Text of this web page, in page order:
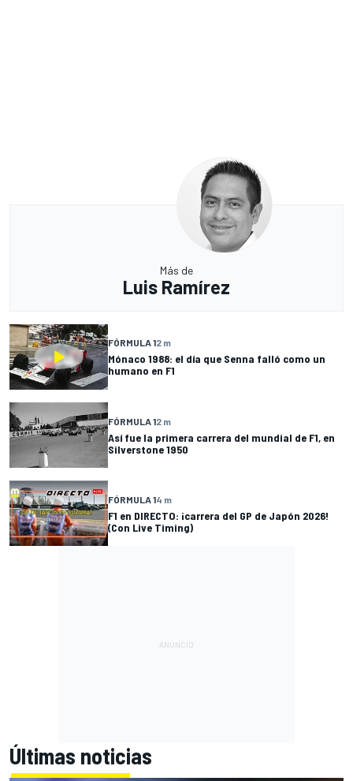
Más de
Luis Ramírez
FÓRMULA 12 m
Mónaco 1988: el día que Senna falló como un
humano en F1
FÓRMULA 12 m
Así fue la primera carrera del mundial de F1, en
Silverstone 1950
FÓRMULA 14 m
F1 en DIRECTO: ¡carrera del GP de Japón 2026!
(Con Live Timing)
Últimas noticias